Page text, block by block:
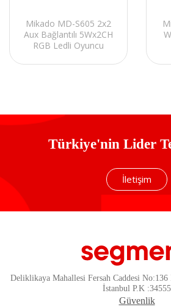
Mikado MD-S605 2x2
Aux Bağlantılı 5Wx2CH
RGB Ledli Oyuncu
Speaker Hoparlör
Türkiye'nin Lider
İletişim
Deliklikaya Mahallesi Fersah Caddesi
İstanbul P.K :34555
Güvenlik